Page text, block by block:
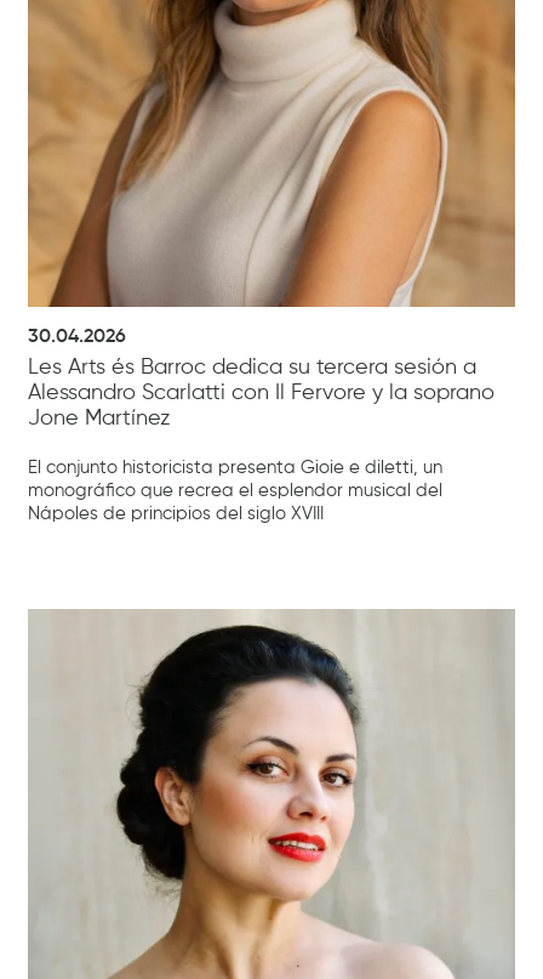
30.04.2026
Les Arts és Barroc dedica su tercera sesión a
Alessandro Scarlatti con Il Fervore y la soprano
Jone Martínez
El conjunto historicista presenta Gioie e diletti, un
monográfico que recrea el esplendor musical del
Nápoles de principios del siglo XVIII